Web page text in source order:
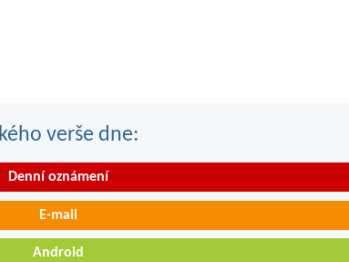
verše dne:
Denní oznámení
E-mail
Android